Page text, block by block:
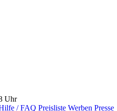
Uhr
/ FAQ Preisliste Werben Presse